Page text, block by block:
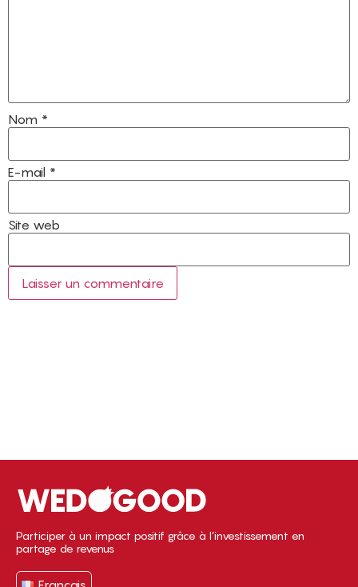
Nom *
E-mail *
Site web
Participer à un impact positif grâce à l’investissement en
partage de revenus